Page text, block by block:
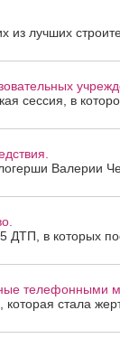
из лучших
сессия, в
Валерии
ДТП, в которых
телефонными
стала